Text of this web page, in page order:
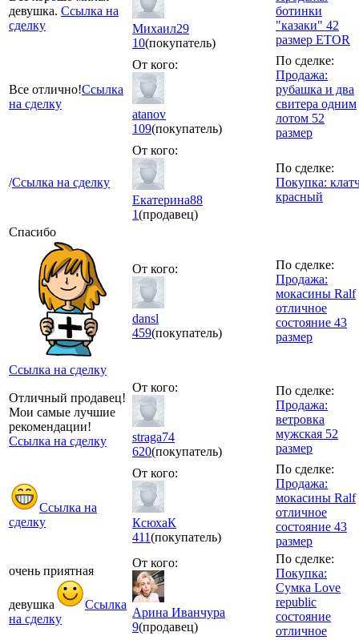
девушка. Ссылка на
сделку
Михаил29
10(покупатель)
ботинки
"казаки" 42
размер ETOR
Все отлично!Ссылка
на сделку
От кого:
atanov
109(покупатель)
По сделке:
Продажа:
рубашка и два
свитера одним
лотом 52
размер
/Ссылка на сделку
От кого:
Екатерина88
1(продавец)
По сделке:
Покупка:
красный
Спасибо
Ссылка на сделку
От кого:
dansl
459(покупатель)
По сделке:
Продажа:
мокасины Ralf
отличное
состояние 43
размер
Отличный продавец!
Мои самые лучшие
рекомендации!
Ссылка на сделку
От кого:
straga74
620(покупатель)
По сделке:
Продажа:
ветровка
мужская 52
размер
Ссылка на
сделку
От кого:
КсюхаК
411(покупатель)
По сделке:
Продажа:
мокасины Ralf
отличное
состояние 43
размер
очень приятная
девушка
Ссылка
на сделку
От кого:
Арина Иванчура
9(продавец)
По сделке:
Покупка:
Сумка Love
republic
состояние
отличное